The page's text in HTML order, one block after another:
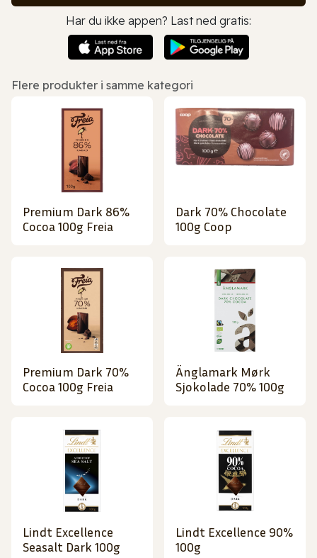
Har du ikke appen? Last ned gratis:
Flere produkter i samme kategori
Premium Dark 86%
Cocoa 100g Freia
Dark 70% Chocolate
100g Coop
Premium Dark 70%
Cocoa 100g Freia
Änglamark Mørk
Sjokolade 70% 100g
Lindt Excellence
Seasalt Dark 100g
Lindt Excellence 90%
100g